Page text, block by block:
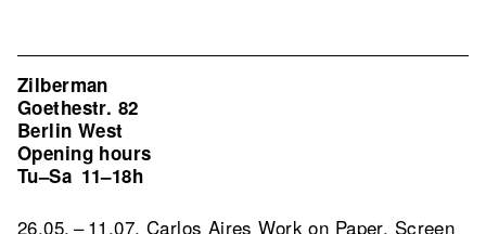
Zilberman
Goethestr. 82
Berlin West
Opening hours
Tu–Sa 11–18h
26.05. – 11.07. Carlos Aires Work on Paper, Screen